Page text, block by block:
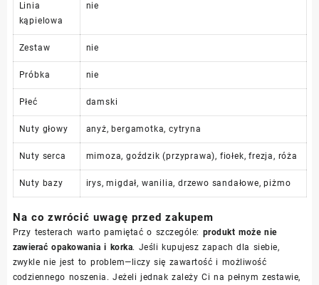
Linia
kąpielowa
nie
Zestaw nie
Próbka nie
Płeć damski
Nuty głowy anyż, bergamotka, cytryna
Nuty serca mimoza, goździk (przyprawa), fiołek, frezja, róża
Nuty bazy irys, migdał, wanilia, drzewo sandałowe, piżmo
Na co zwrócić uwagę przed zakupem
Przy testerach warto pamiętać o szczególe: produkt może nie
zawierać opakowania i korka. Jeśli kupujesz zapach dla siebie,
zwykle nie jest to problem—liczy się zawartość i możliwość
codziennego noszenia. Jeżeli jednak zależy Ci na pełnym zestawie,